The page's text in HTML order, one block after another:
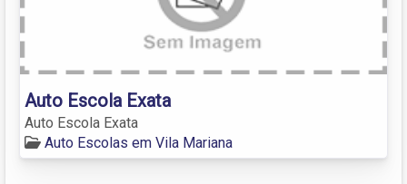
Auto Escola Exata
Auto Escola Exata
Auto Escolas em Vila Mariana